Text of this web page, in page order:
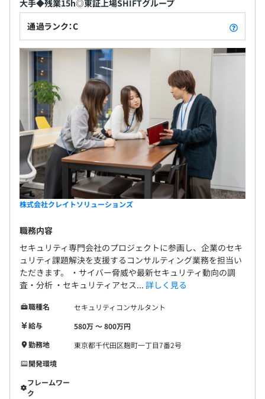
大手◆残業15h◎東証上場SHIFTグループ
通過ランク：C
株式会社クレイトソリューションズ
職務内容
セキュリティ専門会社のプロジェクトに参画し、企業のセキ
ュリティ課題解決を支援するコンサルティング業務を担当い
ただきます。 ・サイバー脅威や最新セキュリティ動向の調
査・分析 ・セキュリティアセス... 詳しく見る
職種名
セキュリティコンサルタント
給与
580万 〜 800万円
勤務地
東京都千代田区麹町一丁目7番2号
開発環境
フレームワー
ク